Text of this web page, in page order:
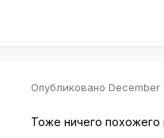
Опубликовано December
Тоже ничего